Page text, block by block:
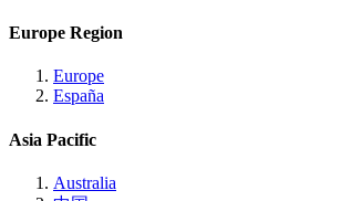
Europe Region
Europe
España
Asia Pacific
Australia